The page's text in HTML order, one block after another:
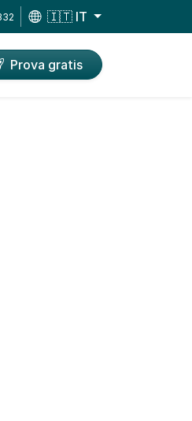
🇮🇹 IT
Prova gratis